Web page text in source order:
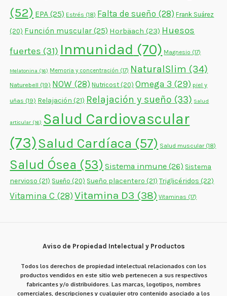
(52) EPA (25) Estrés (18) Falta de sueño (28) Frank Suárez
(20) Función muscular (25) Horbäach (23) Huesos
fuertes (31) Inmunidad (70) Magnesio (17)
Melatonina (16) Memoria y concentración (17) NaturalSlim (34)
Naturebell (19) NOW (28) Nutricost (20) Omega 3 (29) piel y
uñas (19) Relajación (21) Relajación y sueño (33) Salud
articular (16) Salud Cardiovascular
(73)Salud Cardíaca (57) Salud muscular(18)
Salud Ósea (53) Sistema inmune (26) Sistema
nervioso (21) Sueño (20) Sueño placentero (21) Triglicéridos (22)
Vitamina C (28) Vitamina D3 (38) Vitaminas (17)
Aviso de Propiedad Intelectual y Productos
Todos los derechos de propiedad intelectual relacionados con los
productos vendidos en este sitio web pertenecen a sus respectivos
fabricantes y/o distribuidores. Las marcas, logotipos, nombres
comerciales, descripciones y cualquier otro contenido asociado a los